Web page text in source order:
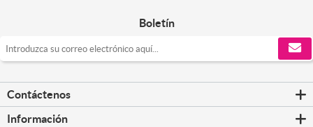
Boletín
Contáctenos
Información